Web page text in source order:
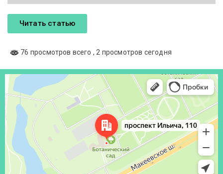
Читать статью
76 просмотров всего , 2 просмотров сегодня
Донецк
Проспект Ильича, 110 — Яндекс Карты